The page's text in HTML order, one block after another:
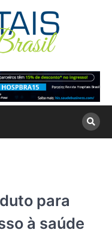
para
à saúde